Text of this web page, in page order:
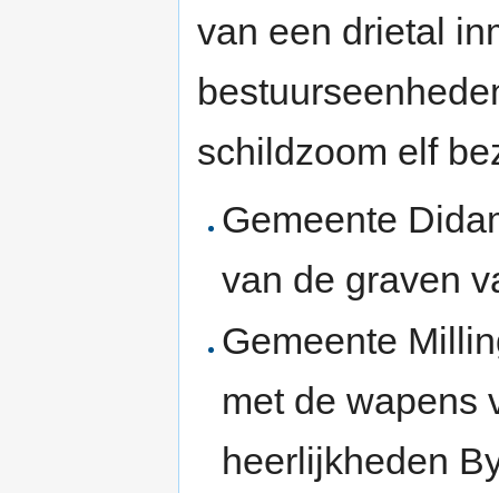
van een drietal
schildzoom elf
Gemeente
van de graven
Gemeente
met de wapens
heerlijkheden